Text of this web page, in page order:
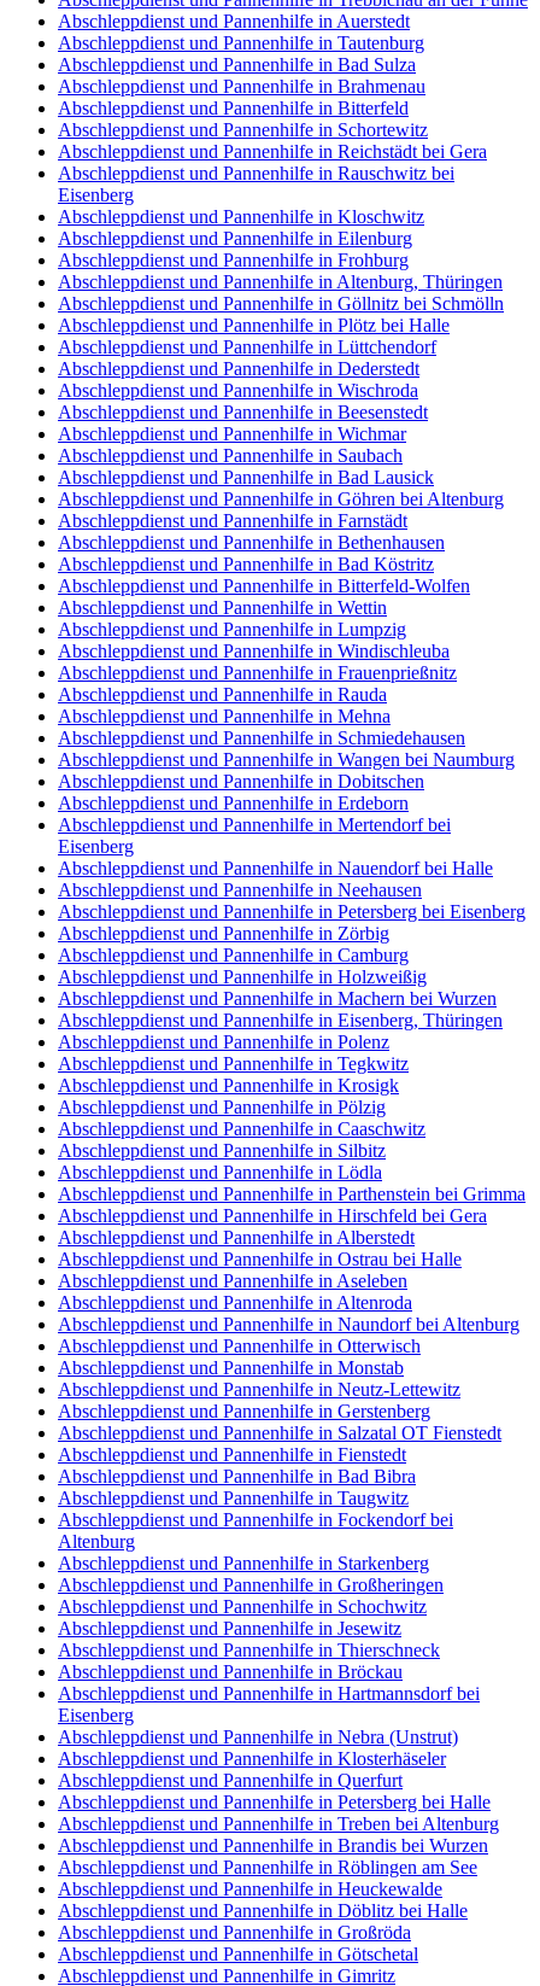
Abschleppdienst und Pannenhilfe in Auerstedt
Abschleppdienst und Pannenhilfe in Tautenburg
Abschleppdienst und Pannenhilfe in Bad Sulza
Abschleppdienst und Pannenhilfe in Brahmenau
Abschleppdienst und Pannenhilfe in Bitterfeld
Abschleppdienst und Pannenhilfe in Schortewitz
Abschleppdienst und Pannenhilfe in Reichstädt bei Gera
Abschleppdienst und Pannenhilfe in Rauschwitz bei
Eisenberg
Abschleppdienst und Pannenhilfe in Kloschwitz
Abschleppdienst und Pannenhilfe in Eilenburg
Abschleppdienst und Pannenhilfe in Frohburg
Abschleppdienst und Pannenhilfe in Altenburg, Thüringen
Abschleppdienst und Pannenhilfe in Göllnitz bei Schmölln
Abschleppdienst und Pannenhilfe in Plötz bei Halle
Abschleppdienst und Pannenhilfe in Lüttchendorf
Abschleppdienst und Pannenhilfe in Dederstedt
Abschleppdienst und Pannenhilfe in Wischroda
Abschleppdienst und Pannenhilfe in Beesenstedt
Abschleppdienst und Pannenhilfe in Wichmar
Abschleppdienst und Pannenhilfe in Saubach
Abschleppdienst und Pannenhilfe in Bad Lausick
Abschleppdienst und Pannenhilfe in Göhren bei Altenburg
Abschleppdienst und Pannenhilfe in Farnstädt
Abschleppdienst und Pannenhilfe in Bethenhausen
Abschleppdienst und Pannenhilfe in Bad Köstritz
Abschleppdienst und Pannenhilfe in Bitterfeld-Wolfen
Abschleppdienst und Pannenhilfe in Wettin
Abschleppdienst und Pannenhilfe in Lumpzig
Abschleppdienst und Pannenhilfe in Windischleuba
Abschleppdienst und Pannenhilfe in Frauenprießnitz
Abschleppdienst und Pannenhilfe in Rauda
Abschleppdienst und Pannenhilfe in Mehna
Abschleppdienst und Pannenhilfe in Schmiedehausen
Abschleppdienst und Pannenhilfe in Wangen bei Naumburg
Abschleppdienst und Pannenhilfe in Dobitschen
Abschleppdienst und Pannenhilfe in Erdeborn
Abschleppdienst und Pannenhilfe in Mertendorf bei
Eisenberg
Abschleppdienst und Pannenhilfe in Nauendorf bei Halle
Abschleppdienst und Pannenhilfe in Neehausen
Abschleppdienst und Pannenhilfe in Petersberg bei Eisenberg
Abschleppdienst und Pannenhilfe in Zörbig
Abschleppdienst und Pannenhilfe in Camburg
Abschleppdienst und Pannenhilfe in Holzweißig
Abschleppdienst und Pannenhilfe in Machern bei Wurzen
Abschleppdienst und Pannenhilfe in Eisenberg, Thüringen
Abschleppdienst und Pannenhilfe in Polenz
Abschleppdienst und Pannenhilfe in Tegkwitz
Abschleppdienst und Pannenhilfe in Krosigk
Abschleppdienst und Pannenhilfe in Pölzig
Abschleppdienst und Pannenhilfe in Caaschwitz
Abschleppdienst und Pannenhilfe in Silbitz
Abschleppdienst und Pannenhilfe in Lödla
Abschleppdienst und Pannenhilfe in Parthenstein bei Grimma
Abschleppdienst und Pannenhilfe in Hirschfeld bei Gera
Abschleppdienst und Pannenhilfe in Alberstedt
Abschleppdienst und Pannenhilfe in Ostrau bei Halle
Abschleppdienst und Pannenhilfe in Aseleben
Abschleppdienst und Pannenhilfe in Altenroda
Abschleppdienst und Pannenhilfe in Naundorf bei Altenburg
Abschleppdienst und Pannenhilfe in Otterwisch
Abschleppdienst und Pannenhilfe in Monstab
Abschleppdienst und Pannenhilfe in Neutz-Lettewitz
Abschleppdienst und Pannenhilfe in Gerstenberg
Abschleppdienst und Pannenhilfe in Salzatal OT Fienstedt
Abschleppdienst und Pannenhilfe in Fienstedt
Abschleppdienst und Pannenhilfe in Bad Bibra
Abschleppdienst und Pannenhilfe in Taugwitz
Abschleppdienst und Pannenhilfe in Fockendorf bei
Altenburg
Abschleppdienst und Pannenhilfe in Starkenberg
Abschleppdienst und Pannenhilfe in Großheringen
Abschleppdienst und Pannenhilfe in Schochwitz
Abschleppdienst und Pannenhilfe in Jesewitz
Abschleppdienst und Pannenhilfe in Thierschneck
Abschleppdienst und Pannenhilfe in Bröckau
Abschleppdienst und Pannenhilfe in Hartmannsdorf bei
Eisenberg
Abschleppdienst und Pannenhilfe in Nebra (Unstrut)
Abschleppdienst und Pannenhilfe in Klosterhäseler
Abschleppdienst und Pannenhilfe in Querfurt
Abschleppdienst und Pannenhilfe in Petersberg bei Halle
Abschleppdienst und Pannenhilfe in Treben bei Altenburg
Abschleppdienst und Pannenhilfe in Brandis bei Wurzen
Abschleppdienst und Pannenhilfe in Röblingen am See
Abschleppdienst und Pannenhilfe in Heuckewalde
Abschleppdienst und Pannenhilfe in Döblitz bei Halle
Abschleppdienst und Pannenhilfe in Großröda
Abschleppdienst und Pannenhilfe in Götschetal
Abschleppdienst und Pannenhilfe in Gimritz